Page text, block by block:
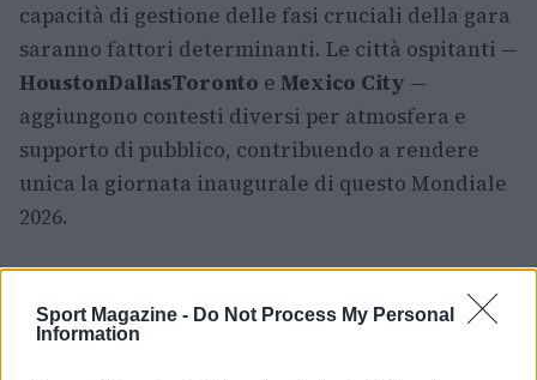
Sport Magazine - Do Not Process My Personal
Information
capacità di gestione delle fasi cruciali della gara
saranno fattori determinanti. Le città ospitanti —
HoustonDallasToronto e Mexico City —
aggiungono contesti diversi per atmosfera e
supporto di pubblico, contribuendo a rendere
unica la giornata inaugurale di questo Mondiale
2026.
AUTORE
Andrea Conforti